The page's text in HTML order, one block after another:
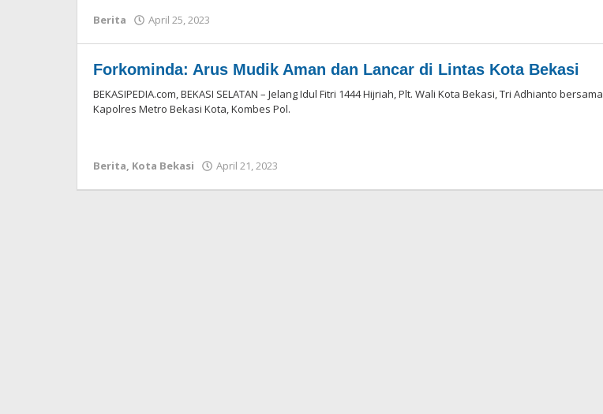
Berita April 25, 2023
Forkominda: Arus Mudik Aman dan Lancar di Lintas Kota Bekasi
BEKASIPEDIA.com, BEKASI SELATAN – Jelang Idul Fitri 1444 Hijriah, Plt. Wali Kota Bekasi, Tri Adhianto bersama
Kapolres Metro Bekasi Kota, Kombes Pol.
Berita, Kota Bekasi April 21, 2023